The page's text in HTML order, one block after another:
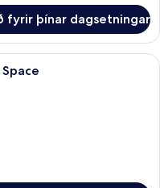
fyrir þínar dagsetningar
ókeypis þráðlaus